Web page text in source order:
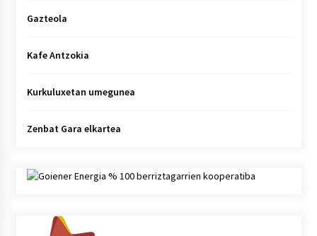
Gazteola
Kafe Antzokia
Kurkuluxetan umegunea
Zenbat Gara elkartea